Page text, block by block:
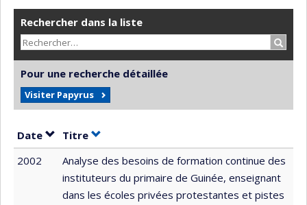
Rechercher dans la liste
Pour une recherche détaillée
Visiter Papyrus
Date Trier par date en ordre croissant
Titre Trier par titre en ordre croissant
2002
Analyse des besoins de formation continue des
instituteurs du primaire de Guinée, enseignant
dans les écoles privées protestantes et pistes